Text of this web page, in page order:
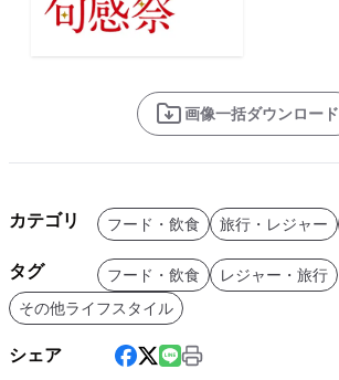
画像一括ダウンロード
カテゴリ フード・飲食 旅行・レジャー
タグ フード・飲食
レジャー・旅行
その他ライフスタイル
シェア